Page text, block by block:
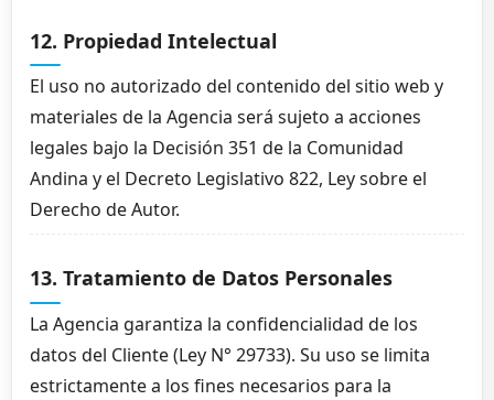
12. Propiedad Intelectual
El uso no autorizado del contenido del sitio web y
materiales de la Agencia será sujeto a acciones
legales bajo la Decisión 351 de la Comunidad
Andina y el Decreto Legislativo 822, Ley sobre el
Derecho de Autor.
13. Tratamiento de Datos Personales
La Agencia garantiza la confidencialidad de los
datos del Cliente (Ley N° 29733). Su uso se limita
estrictamente a los fines necesarios para la